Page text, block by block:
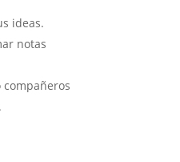
ideas.
notas